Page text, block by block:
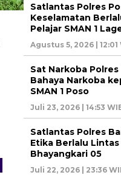
Satlantas Polres
Keselamatan
Pelajar SMAN 1
Agustus 5, 2026 | 12:01
Sat Narkoba
Bahaya Narkoba
SMAN 1 Poso
Juli 23, 2026 | 14:53
Satlantas Polres
Etika Berlalu
Bhayangkari 05
Juli 22, 2026 | 23:36